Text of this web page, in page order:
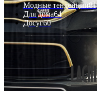
Модные тенденции81
Для дома64
Досуг60